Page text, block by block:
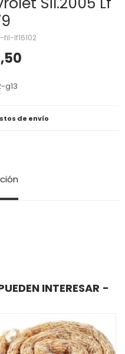
fil-lf16102
g13
de envío
INTERESAR